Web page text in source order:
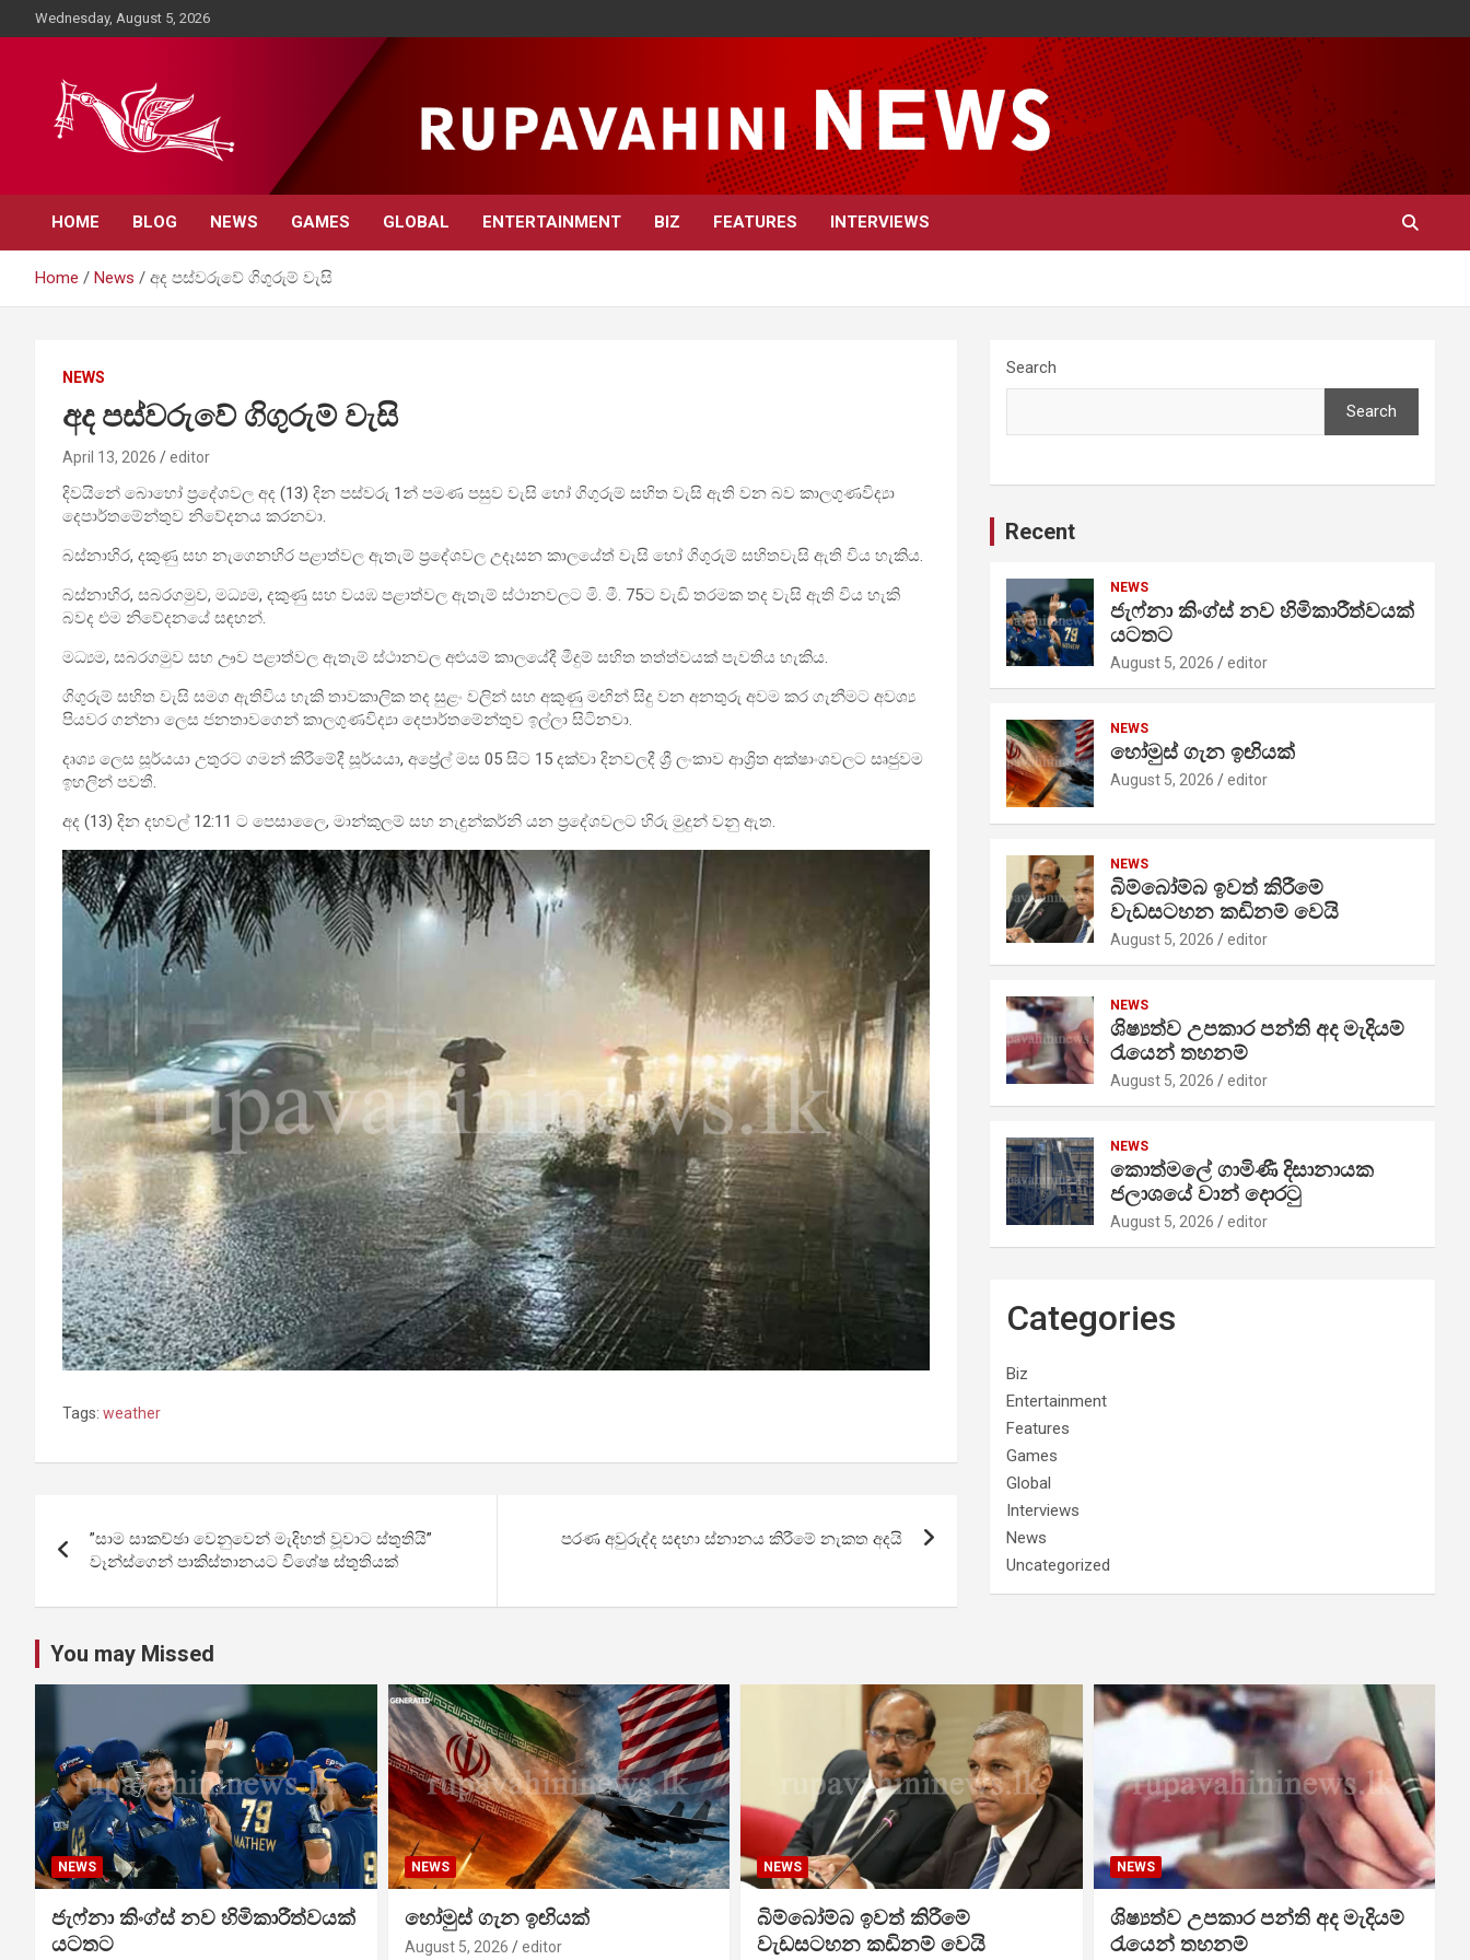
to
Wednesday, August 5, 2026
Rupavahini News
HOME BLOG NEWS GAMES GLOBAL ENTERTAINMENT BIZ FEATURES INTERVIEWS
Home News අද පස්වරුවේ ගිගුරුම් වැසි
NEWS
අද පස්වරුවේ ගිගුරුම් වැසි
April 13, 2026 editor
දිවයිනේ බොහෝ ප්‍රදේශවල අද (13) දින පස්වරු 1න් පමණ පසුව වැසි හෝ ගිගුරුම් සහිත වැසි ඇති වන බව කාලගුණවිද්‍යා
දෙපාර්තමේන්තුව නිවේදනය කරනවා.
බස්නාහිර, දකුණු සහ නැගෙනහිර පළාත්වල ඇතැම් ප්‍රදේශවල උදෑසන කාලයේත් වැසි හෝ ගිගුරුම් සහිතවැසි ඇති විය හැකිය.
බස්නාහිර, සබරගමුව, මධ්‍යම, දකුණු සහ වයඹ පළාත්වල ඇතැම් ස්ථානවලට මි. මී. 75ට වැඩි තරමක තද වැසි ඇති විය හැකි
බවද එම නිවේදනයේ සඳහන්.
මධ්‍යම, සබරගමුව සහ ඌව පළාත්වල ඇතැම් ස්ථානවල අළුයම් කාලයේදී මීදුම් සහිත තත්ත්වයක් පැවතිය හැකිය.
ගිගුරුම් සහිත වැසි සමග ඇතිවිය හැකි තාවකාලික තද සුළං වලින් සහ අකුණු මඟින් සිදු වන අනතුරු අවම කර ගැනීමට අවශ්‍ය
පියවර ගන්නා ලෙස ජනතාවගෙන් කාලගුණවිද්‍යා දෙපාර්තමේන්තුව ඉල්ලා සිටිනවා.
දෘශ්‍ය ලෙස සූර්යයා උතුරට ගමන් කිරීමේදී සූර්යයා, අප්‍රේල් මස 05 සිට 15 දක්වා දිනවලදී ශ්‍රී ලංකාව ආශ්‍රිත අක්ෂාංශවලට සෘජුවම
ඉහලින් පවතී.
අද (13) දින දහවල් 12:11 ට පෙසාලෛ, මාන්කුලම් සහ නැදුන්කර්නි යන ප්‍රදේශවලට හිරු මුදුන් වනු ඇත.
Tags: weather
navigation
”සාම සාකච්ඡා වෙනුවෙන් මැදිහත් වූවාට ස්තුතියි”
වෑන්ස්ගෙන් පාකිස්තානයට විශේෂ ස්තුතියක්
පරණ අවුරුද්ද සඳහා ස්නානය කිරීමේ නැකත අදයි
Search
Search
Recent
NEWS
ජැෆ්නා කිංග්ස් නව හිමිකාරීත්වයක්
යටතට
August 5, 2026 editor
NEWS
හෝමුස් ගැන ඉඟියක්
August 5, 2026 editor
NEWS
බිම්බෝම්බ ඉවත් කිරීමේ
වැඩසටහන කඩිනම් වෙයි
August 5, 2026 editor
NEWS
ශිෂ්‍යත්ව උපකාර පන්ති අද මැදියම්
රැයෙන් තහනම්
August 5, 2026 editor
NEWS
කොත්මලේ ගාමිණී දිසානායක
ජලාශයේ වාන් දොරටු
August 5, 2026 editor
Categories
Biz
Entertainment
Features
Games
Global
Interviews
News
Uncategorized
You may Missed
NEWS
ජැෆ්නා කිංග්ස් නව හිමිකාරීත්වයක්
යටතට
NEWS
හෝමුස් ගැන ඉඟියක්
August 5, 2026 editor
NEWS
බිම්බෝම්බ ඉවත් කිරීමේ
වැඩසටහන කඩිනම් වෙයි
NEWS
ශිෂ්‍යත්ව උපකාර පන්ති අද මැදියම්
රැයෙන් තහනම්